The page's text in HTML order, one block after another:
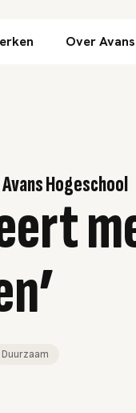
inhoudOver Avans
Avans Hogeschool
Duurzaam